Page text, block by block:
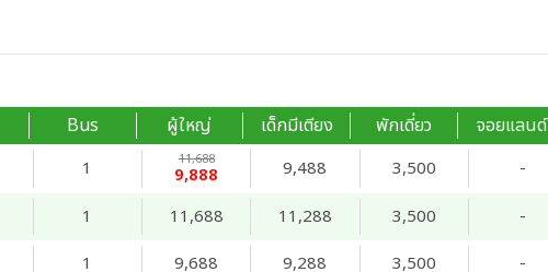
Bus ผู้ใหญ่ เด็กมีเตียง พักเดี่ยว จอยแลนด์
1 11,688
9,888 9,488 3,500 -
1 11,688 11,288 3,500 -
1 9,688 9,288 3,500 -